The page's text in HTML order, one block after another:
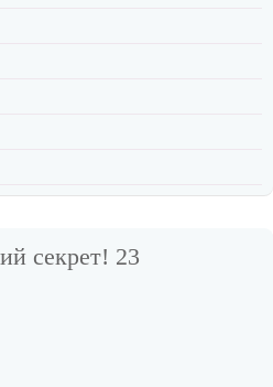
секрет! 23